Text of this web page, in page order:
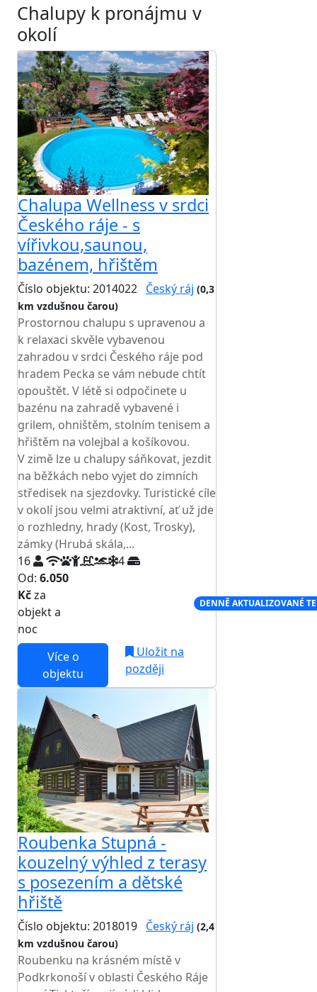
Chalupy k pronájmu v
okolí
Chalupa Wellness v srdci
Českého ráje - s
vířivkou,saunou,
bazénem, hřištěm
Číslo objektu: 2014022 Český ráj (0,3
km vzdušnou čarou)
Prostornou chalupu s upravenou a
k relaxaci skvěle vybavenou
zahradou v srdci Českého ráje pod
hradem Pecka se vám nebude chtít
opouštět. V létě si odpočinete u
bazénu na zahradě vybavené i
grilem, ohništěm, stolním tenisem a
hřištěm na volejbal a košíkovou.
V zimě lze u chalupy sáňkovat, jezdit
na běžkách nebo vyjet do zimních
středisek na sjezdovky. Turistické cíle
v okolí jsou velmi atraktivní, ať už jde
o rozhledny, hrady (Kost, Trosky),
zámky (Hrubá skála,...
16
4
Od: 6.050
Kčza
objekt a
noc
DENNĚ AKTUALIZOVANÉ
Více o
objektu
Uložit na
později
Roubenka Stupná -
kouzelný výhled z terasy
s posezením a dětské
hřiště
Číslo objektu: 2018019 Český ráj (2,4
km vzdušnou čarou)
Roubenku na krásném místě v
Podkrkonoší v oblasti Českého Ráje